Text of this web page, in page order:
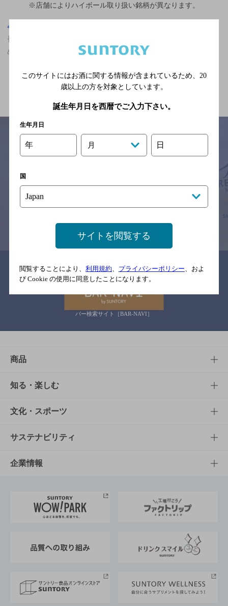
※店舗によりハイボール取り扱い銘柄が異なります。
長野駅(長野県)周辺500m,ザ・プレミアム・モルツ香るエールが飲
める,スポーツ観戦ができるのお店
関連ページ
※それぞれのお店のメニューや営業時間などの掲載情報については、
予告なしに変更されることがありますので、
念のためお店にご確認の上ご来店くださいますようお願い申し上げま
情報提供：ぐるなび
関連リンク
バー検索サイト［BAR-NAVI］
商品
商品TOP
商品一覧
商品発売情報
栄養成分一覧
知る・楽しむ
知る・楽しむTOP
キャンペーン
工場見学
地域情報
文化・スポーツ
文化・スポーツTOP
サントリーホール
サントリーサンバーズ大阪
サステナビリティ
サステナビリティTOP
サントリーが考えるサステナビリティ経営
企業情報
企業概要
採用情報
このサイトにはお酒に関する情報が含まれているため、 20
歳以上の方を対象としています。
誕生年月日を西暦でご入力下さい。
生年月日
年 月 日
国
サイトを閲覧する
閲覧することにより、 利用規約、 プライバシーポリシー、およ
び Cookie の使用に同意したことになります。